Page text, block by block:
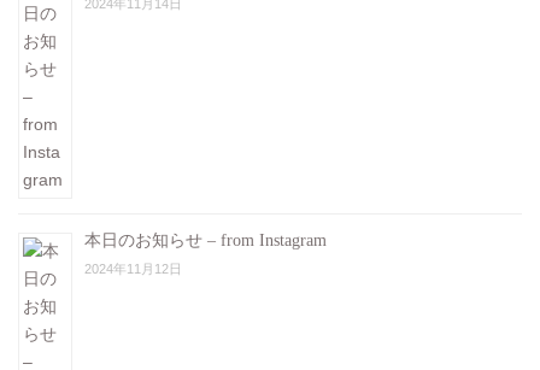
2024年11月14日
本日のお知らせ – from Instagram
2024年11月12日